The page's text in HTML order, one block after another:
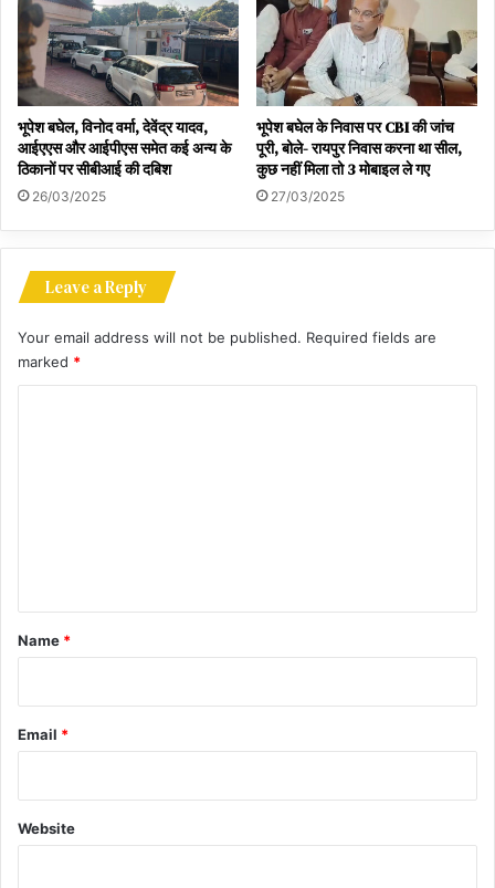
भूपेश बघेल, विनोद वर्मा, देवेंद्र यादव,
आईएएस और आईपीएस समेत कई अन्य के
ठिकानों पर सीबीआई की दबिश
26/03/2025
भूपेश बघेल के निवास पर CBI की जांच
पूरी, बोले- रायपुर निवास करना था सील,
कुछ नहीं मिला तो 3 मोबाइल ले गए
27/03/2025
Leave a Reply
Your email address will not be published. Required fields are
marked *
*
Name *
Email *
Website